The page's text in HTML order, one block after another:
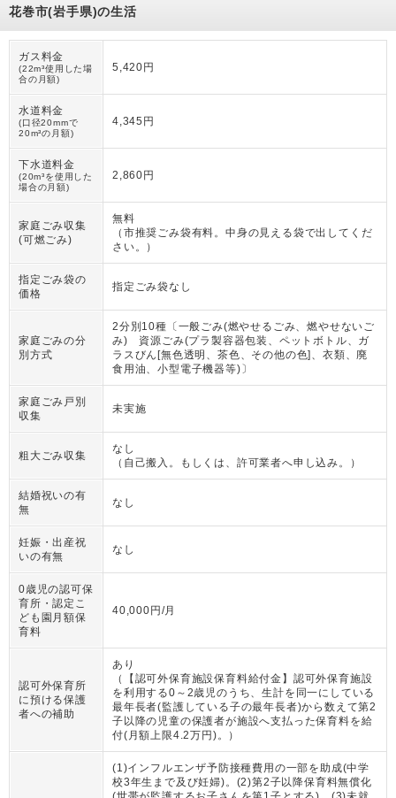
花巻市(岩手県)の生活
ガス料金
(22m³使用した場
合の月額)
5,420円
水道料金
(口径20mmで
20m³の月額)
4,345円
下水道料金
(20m³を使用した
場合の月額)
2,860円
家庭ごみ収集
(可燃ごみ)
無料
（ 市推奨ごみ袋有料。中身の見える袋で出してくだ
さい。
）
指定ごみ袋の
価格
指定ごみ袋なし
家庭ごみの分
別方式
2分別10種〔一般ごみ(燃やせるごみ、燃やせないご
み) 資源ごみ(プラ製容器包装、ペットボトル、ガ
ラスびん[無色透明、茶色、その他の色]、衣類、廃
食用油、小型電子機器等)〕
家庭ごみ戸別
収集
未実施
粗大ごみ収集
なし
（ 自己搬入。もしくは、許可業者へ申し込み。 ）
結婚祝いの有
無
なし
妊娠・出産祝
いの有無
なし
0歳児の認可保
育所・認定こ
ども園月額保
育料
40,000円/月
認可外保育所
に預ける保護
者への補助
あり
（
【認可外保育施設保育料給付金】認可外保育施設
を利用する0～2歳児のうち、生計を同一にしている
最年長者(監護している子の最年長者)から数えて第2
子以降の児童の保護者が施設へ支払った保育料を給
付(月額上限4.2万円)。
）
(1)インフルエンザ予防接種費用の一部を助成(中学
校3年生まで及び妊婦)。(2)第2子以降保育料無償化